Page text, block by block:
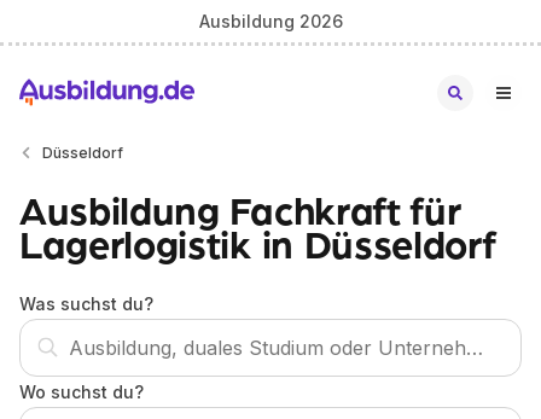
Ausbildung 2026
Düsseldorf
Ausbildung Fachkraft für
Lagerlogistik in Düsseldorf
Was suchst du?
Wo suchst du?